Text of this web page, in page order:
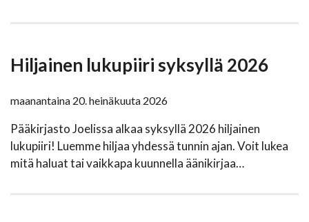
Hiljainen lukupiiri syksyllä 2026
maanantaina 20. heinäkuuta 2026
Pääkirjasto Joelissa alkaa syksyllä 2026 hiljainen
lukupiiri! Luemme hiljaa yhdessä tunnin ajan. Voit lukea
mitä haluat tai vaikkapa kuunnella äänikirjaa…